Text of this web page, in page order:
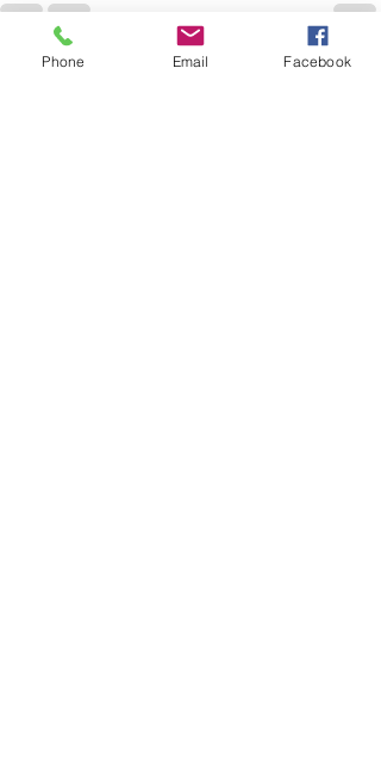
Posts recentes Ver tudo
Phone Email Facebook